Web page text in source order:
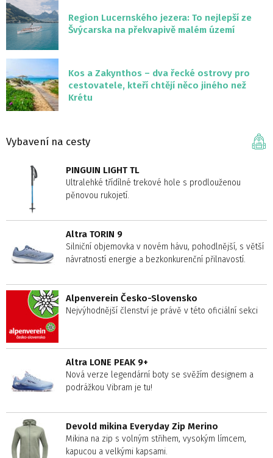
Region Lucernského jezera: To nejlepší ze
Švýcarska na překvapivě malém území
Kos a Zakynthos – dva řecké ostrovy pro
cestovatele, kteří chtějí něco jiného než
Krétu
Vybavení na cesty
PINGUIN LIGHT TL
Ultralehké třídílné trekové hole s prodlouženou
pěnovou rukojetí.
Altra TORIN 9
Silniční objemovka v novém hávu, pohodlnější, s větší
návratností energie a bezkonkurenční přilnavostí.
Alpenverein Česko-Slovensko
Nejvýhodnější členství je právě v této oficiální sekci
Altra LONE PEAK 9+
Nová verze legendární boty se svěžím designem a
podrážkou Vibram je tu!
Devold mikina Everyday Zip Merino
Mikina na zip s volným střihem, vysokým límcem,
kapucou a velkými kapsami.